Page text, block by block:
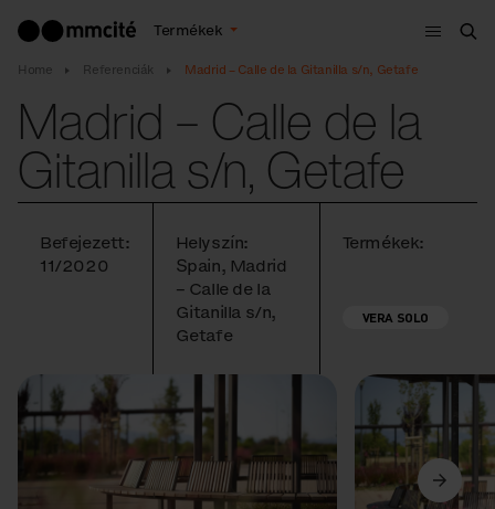
Termékek
Menü
Home Referenciák Madrid – Calle de la Gitanilla s/n, Getafe
Madrid – Calle de la
Gitanilla s/n, Getafe
Befejezett:
11/2020
Helyszín:
Spain, Madrid
– Calle de la
Gitanilla s/n,
Getafe
Termékek:
VERA SOLO